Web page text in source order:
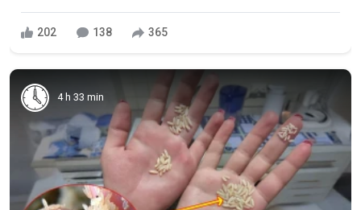
202 138 365
4 h 33 min